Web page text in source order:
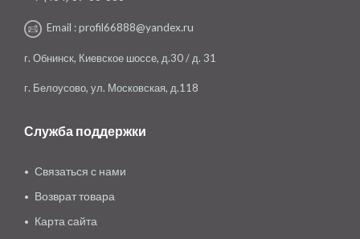
Email :profil66888@yandex.ru
г. Обнинск, Киевское шоссе, д.30 / д. 31
г. Белоусово, ул. Московская, д.118
Служба поддержки
Связаться с нами
Возврат товара
Карта сайта